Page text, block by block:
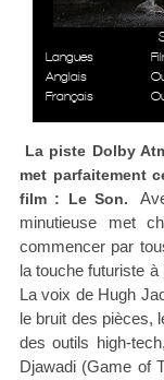
Langues
Anglais
Français
La piste Dolby
met parfaitement
film : Le Son.
minutieuse met
commencer par
la touche futuriste à
La voix de Hugh
le bruit des pièces,
des outils high-
Djawadi (Game of